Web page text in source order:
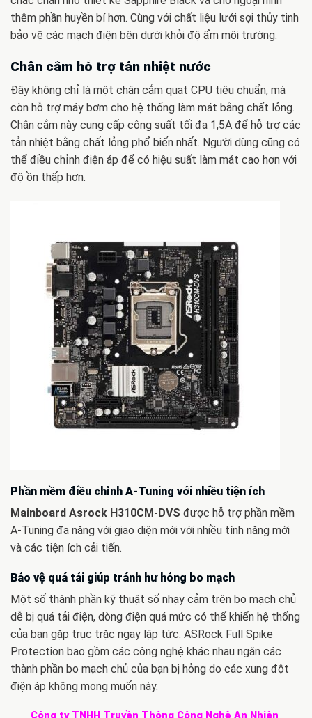
thêm phần huyền bí hơn. Cùng với chất liệu lưới sợi thủy tinh
bảo vệ các mạch điện bên dưới khỏi độ ẩm môi trường.
Chân cắm hỗ trợ tản nhiệt nước
Đây không chỉ là một chân cắm quạt CPU tiêu chuẩn, mà
còn hỗ trợ máy bơm cho hệ thống làm mát bằng chất lỏng.
Chân cắm này cung cấp công suất tối đa 1,5A để hỗ trợ các
tản nhiệt bằng chất lỏng phổ biến nhất. Người dùng cũng có
thể điều chỉnh điện áp để có hiệu suất làm mát cao hơn với
độ ồn thấp hơn.
Phần mềm điều chỉnh A-Tuning với nhiều tiện ích
Mainboard Asrock H310CM-DVS được hỗ trợ phần mềm
A-Tuning đa năng với giao diện mới với nhiều tính năng mới
và các tiện ích cải tiến.
Bảo vệ quá tải giúp tránh hư hỏng bo mạch
Một số thành phần kỹ thuật số nhạy cảm trên bo mạch chủ
dễ bị quá tải điện, dòng điện quá mức có thể khiến hệ thống
của bạn gặp trục trặc ngay lập tức. ASRock Full Spike
Protection bao gồm các công nghệ khác nhau ngăn các
thành phần bo mạch chủ của bạn bị hỏng do các xung đột
điện áp không mong muốn này.
Công ty TNHH Truyền Thông Công Nghệ An Nhiên